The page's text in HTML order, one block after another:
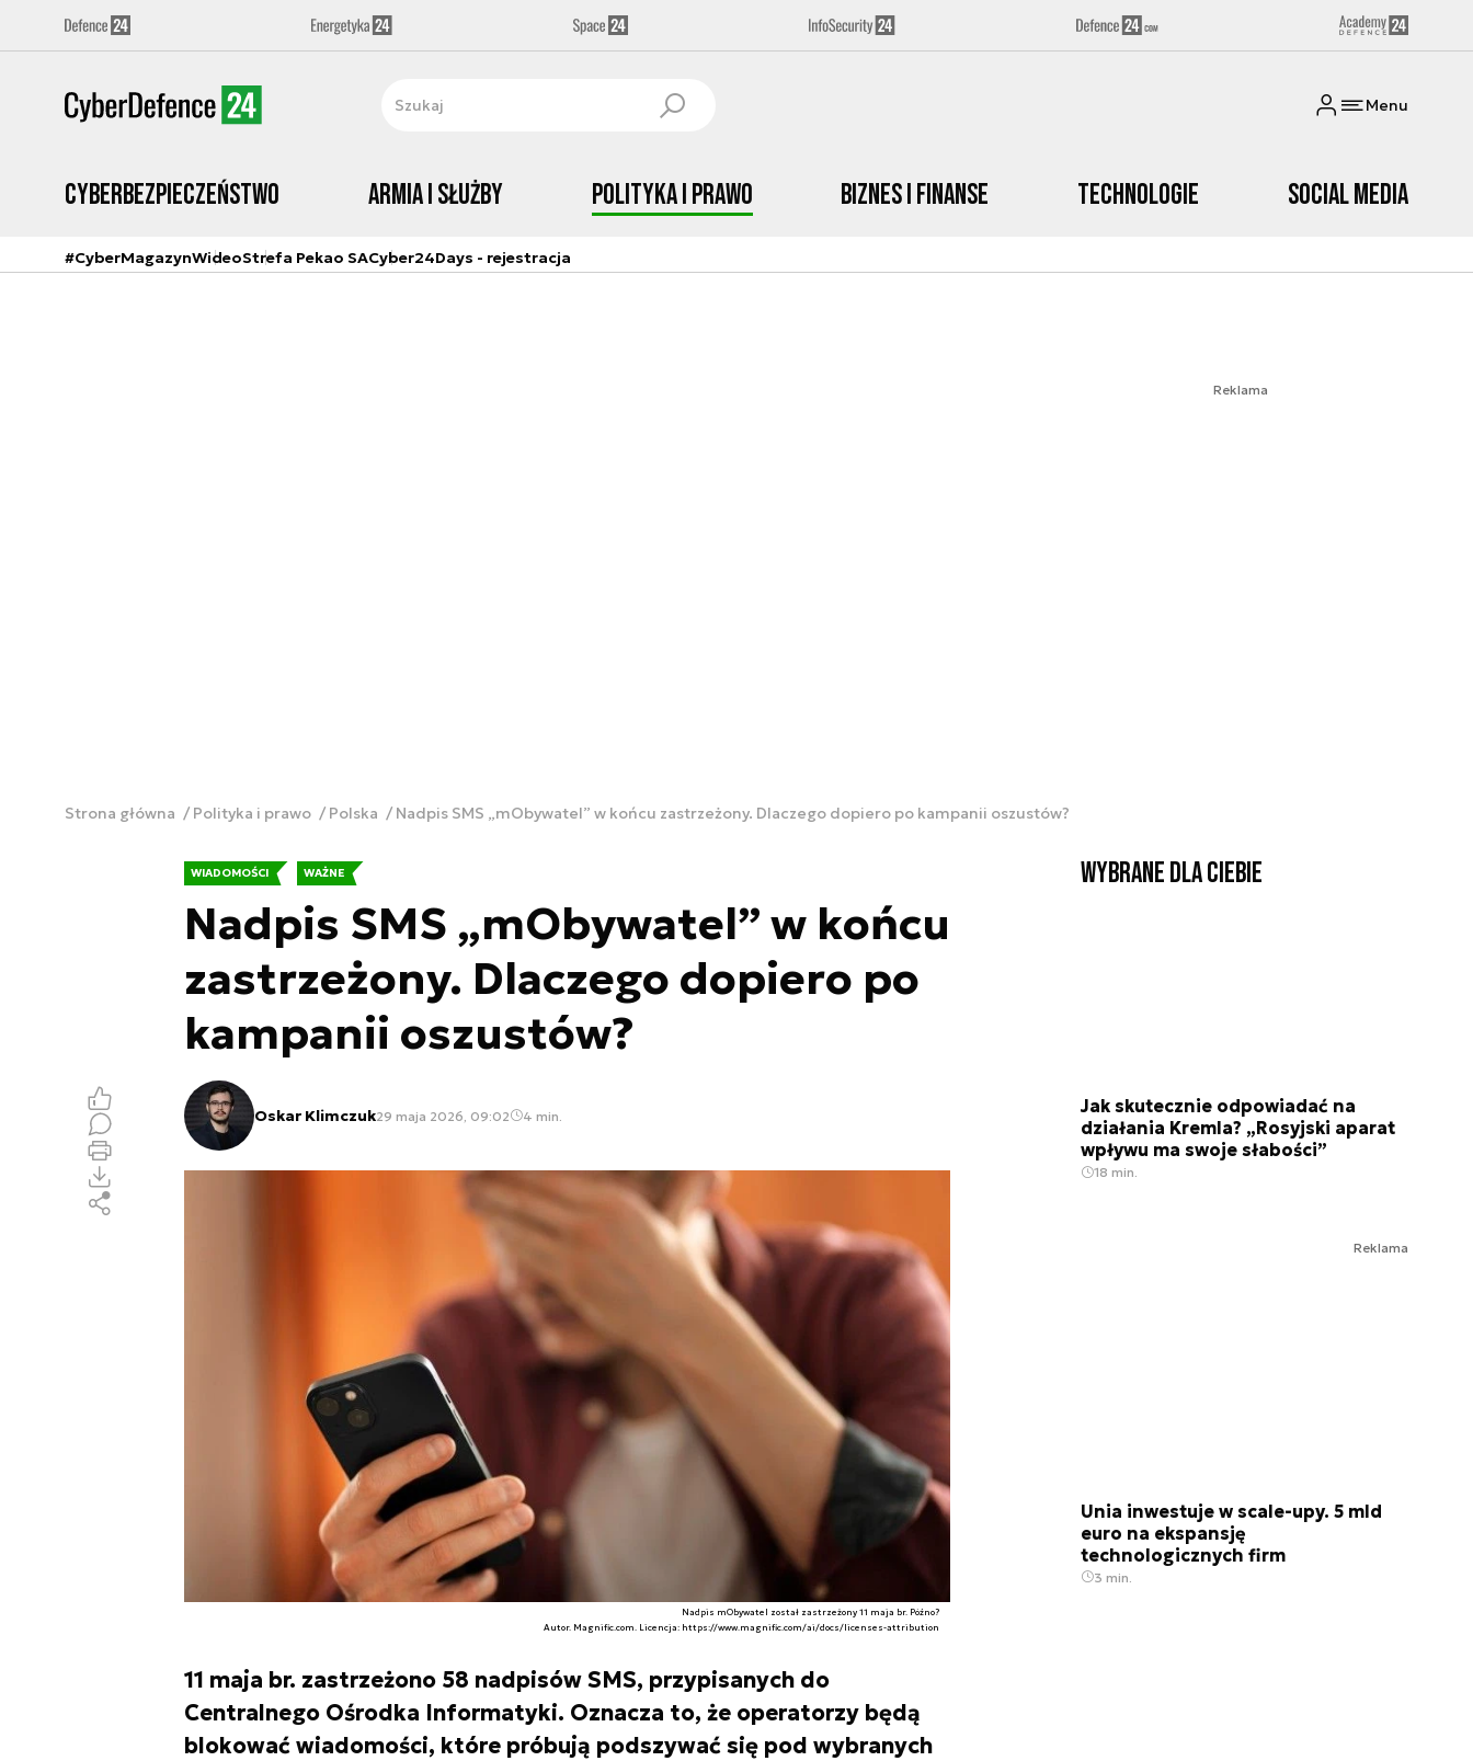
Menu
Cyberbezpieczeństwo Armia i Służby Polityka i prawo Biznes i Finanse Technologie Social media
#CyberMagazynWideoStrefa Pekao SACyber24Days - rejestracja
Reklama
Strona główna Polityka i prawo Polska Nadpis SMS „mObywatel” w końcu zastrzeżony. Dlaczego dopiero po kampanii oszustów?
WIADOMOŚCI WAŻNE
Nadpis SMS „mObywatel” w końcu
zastrzeżony. Dlaczego dopiero po
kampanii oszustów?
Oskar Klimczuk29 maja 2026, 09:02 4 min.
Nadpis mObywatel został zastrzeżony 11 maja br. Późno?
Autor. Magnific.com. Licencja: https://www.magnific.com/ai/docs/licenses-attribution
11 maja br. zastrzeżono 58 nadpisów SMS, przypisanych do
Centralnego Ośrodka Informatyki. Oznacza to, że operatorzy będą
blokować wiadomości, które próbują podszywać się pod wybranych
Wybrane dla Ciebie
Jak skutecznie odpowiadać na
działania Kremla? „Rosyjski aparat
wpływu ma swoje słabości”
18 min.
Reklama
Unia inwestuje w scale-upy. 5 mld
euro na ekspansję
technologicznych firm
3 min.